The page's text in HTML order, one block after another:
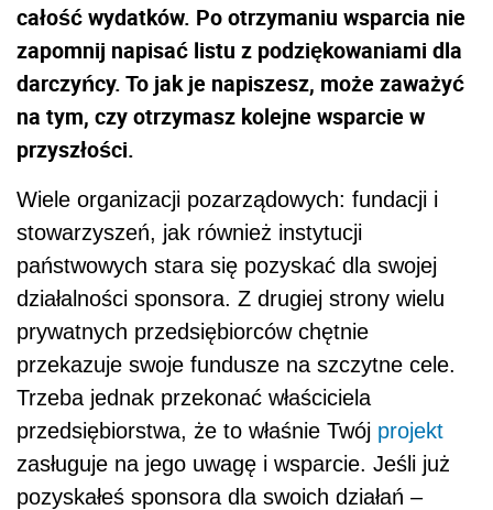
całość wydatków. Po otrzymaniu wsparcia nie
zapomnij napisać listu z podziękowaniami dla
darczyńcy. To jak je napiszesz, może zaważyć
na tym, czy otrzymasz kolejne wsparcie w
przyszłości.
Wiele organizacji pozarządowych: fundacji i
stowarzyszeń, jak również instytucji
państwowych stara się pozyskać dla swojej
działalności sponsora. Z drugiej strony wielu
prywatnych przedsiębiorców chętnie
przekazuje swoje fundusze na szczytne cele.
Trzeba jednak przekonać właściciela
przedsiębiorstwa, że to właśnie Twój projekt
zasługuje na jego uwagę i wsparcie. Jeśli już
pozyskałeś sponsora dla swoich działań –